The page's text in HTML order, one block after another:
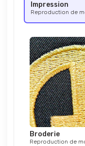
Impression
Reproduction de
Broderie
Reproduction de